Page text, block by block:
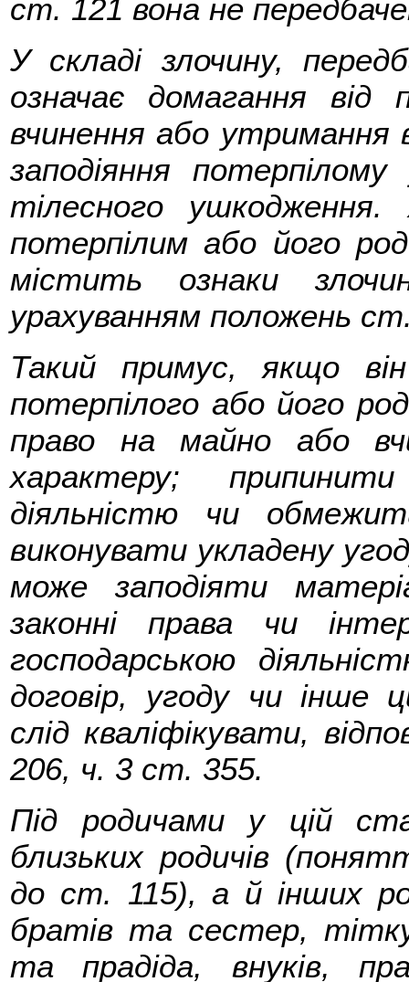
ст. 121 вона не
У складі злочину,
означає домагання від
вчинення або утримання
заподіяння
тілесного
потерпілим або його
містить ознаки
урахуванням положень
Такий примус, якщо
потерпілого або його
право на майно або
характеру;
діяльністю чи
виконувати укладену
може заподіяти
законні права чи
господарською
договір, угоду чи інше
слід кваліфікувати,
206, ч. 3 ст. 355.
Під родичами у цій
близьких родичів
до ст. 115), а й інших
братів та сестер,
та прадіда, внуків,